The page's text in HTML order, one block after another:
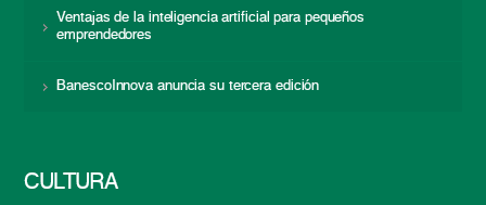
Ventajas de la inteligencia artificial para pequeños
emprendedores
BanescoInnova anuncia su tercera edición
CULTURA